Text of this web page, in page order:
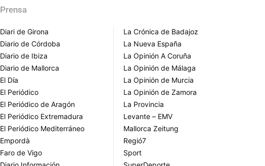
Prensa
Diari de Girona
Diario de Córdoba
Diario de Ibiza
Diario de Mallorca
El Día
El Periódico
El Periódico de Aragón
El Periódico Extremadura
El Periódico Mediterráneo
Empordà
Faro de Vigo
La Crónica de Badajoz
La Nueva España
La Opinión A Coruña
La Opinión de Málaga
La Opinión de Murcia
La Opinión de Zamora
La Provincia
Levante – EMV
Mallorca Zeitung
Regió7
Sport